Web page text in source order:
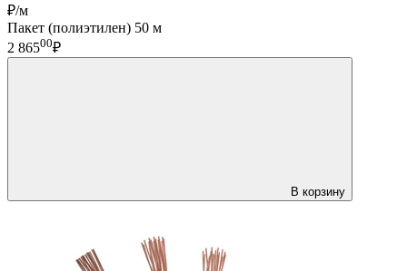
₽/м
Пакет (полиэтилен) 50 м
2 86500₽
В корзину